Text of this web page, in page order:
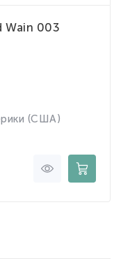
Wain 003
(США)